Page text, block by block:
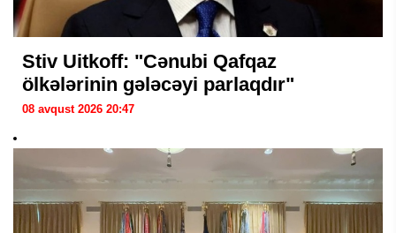
Stiv Uitkoff: "Cənubi Qafqaz
ölkələrinin gələcəyi parlaqdır"
08 avqust 2026 20:47